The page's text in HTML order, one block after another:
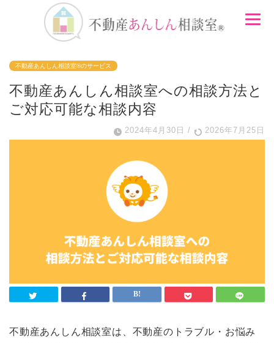
不動産あんしん相談室®のサービス
不動産あんしん相談室への相談方法と
ご対応可能な相談内容
2024年4月30日 / 2026年7月25日
不動産あんしん相談室は、不動産のトラブル・お悩み